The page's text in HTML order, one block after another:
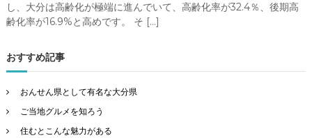
し、大分は高齢化が極端に進んでいて、高齢化率が32.4％、後期高
齢化率が16.9%と高めです。 そ […]
おすすめ記事
おんせん県として有名な大分県
ご当地グルメを知ろう
住むとこんな魅力がある